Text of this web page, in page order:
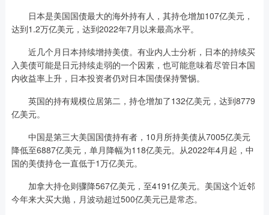
日本是美国国债最大的海外持有人，其持仓增加107亿美元，
达到1.2万亿美元，达到2022年7月以来最高水平。
近几个月日本持续增持美债。有业内人士分析，日本的持续买
入美债可能是日元持续走弱的一个因素，也可能意味着尽管日本国
内收益率上升，日本投资者仍对日本国债保持警惕。
英国的持有规模位居第二，持仓增加了132亿美元，达到8779
亿美元。
中国是第三大美国国债持有者，10月所持美债从7005亿美元
降低至6887亿美元，单月降幅为118亿美元。从2022年4月起，中
国的美债持仓一直低于1万亿美元。
加拿大持仓则骤降567亿美元，至4191亿美元。美国这个近邻
今年来大买大抛，月波动超过500亿美元已是常态。